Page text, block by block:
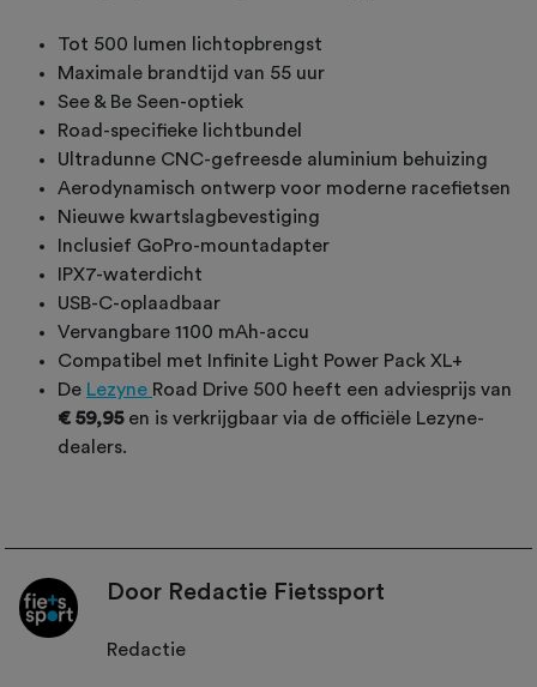
Tot 500 lumen lichtopbrengst
Maximale brandtijd van 55 uur
See & Be Seen-optiek
Road-specifieke lichtbundel
Ultradunne CNC-gefreesde aluminium behuizing
Aerodynamisch ontwerp voor moderne racefietsen
Nieuwe kwartslagbevestiging
Inclusief GoPro-mountadapter
IPX7-waterdicht
USB-C-oplaadbaar
Vervangbare 1100 mAh-accu
Compatibel met Infinite Light Power Pack XL+
De Lezyne Road Drive 500 heeft een adviesprijs van
€ 59,95en is verkrijgbaar via de officiële Lezyne-
dealers.
Door Redactie Fietssport
Redactie